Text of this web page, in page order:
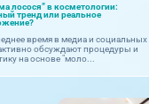
лосося” в косметологии:
тренд или реальное
время в медиа и социальных
обсуждают процедуры и
на основе "моло...